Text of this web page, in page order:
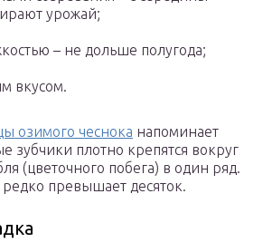
урожай;
– не дольше полугода;
вкусом.
озимого чеснока напоминает
зубчики плотно крепятся вокруг
(цветочного побега) в один ряд.
превышает десяток.